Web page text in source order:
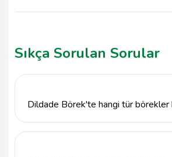
Sıkça Sorulan Sorular
Dildade Börek'te hangi tür börekler